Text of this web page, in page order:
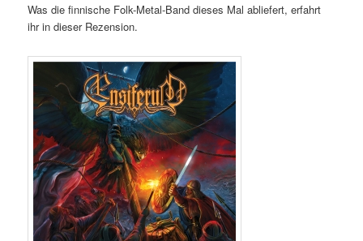
Was die finnische Folk-Metal-Band dieses Mal abliefert, erfahrt
ihr in dieser Rezension.